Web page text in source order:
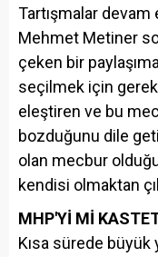
Tartışmalar
Mehmet Metiner
çeken bir
seçilmek için
eleştiren ve bu
bozduğunu dile
olan mecbur
kendisi olmaktan
MHP'Yİ Mİ
Kısa sürede büyük